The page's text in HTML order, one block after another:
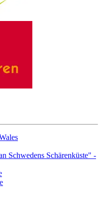
Schwedens Schärenküste" -